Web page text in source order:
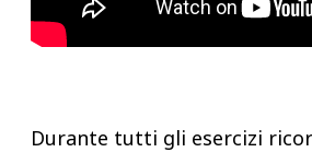
Durante tutti gli esercizi